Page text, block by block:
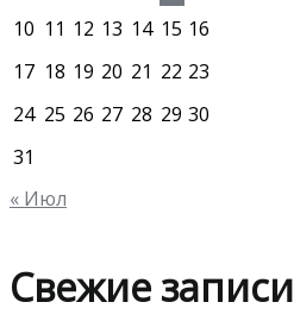
10 11 12 13 14 15 16
17 18 19 20 21 22 23
24 25 26 27 28 29 30
31
« Июл
Свежие записи